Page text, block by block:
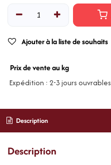
Ajouter à la liste de souhaits
Prix de vente au kg
Expédition : 2-3 jours ouvrables
Description
Description